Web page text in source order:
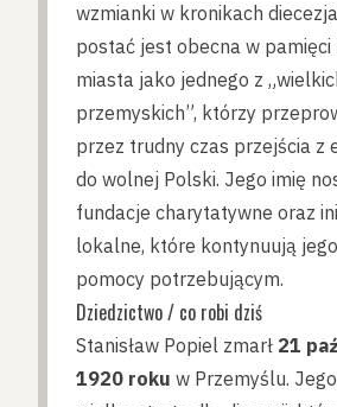
wzmianki w kronikach
postać jest obecna w pamięci
miasta jako jednego z
przemyskich”, którzy
przez trudny czas przejścia z
do wolnej Polski. Jego imię
fundacje charytatywne oraz
lokalne, które kontynuują jego
pomocy potrzebującym.
Dziedzictwo / co robi dziś
Stanisław Popiel zmarł 21
1920 roku w Przemyślu.